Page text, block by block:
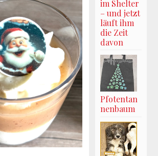
im Shelter
– und jetzt
läuft ihm
die Zeit
davon
Pfotentan
nenbaum